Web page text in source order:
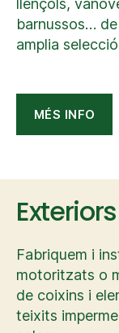
llençols,
barnussos…
amplia
MÉS INFO
Exteriors
Fabriquem i
motoritzats o
de coixins i
teixits